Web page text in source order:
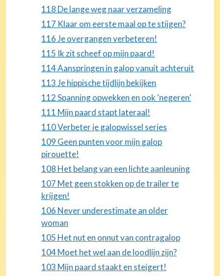
118 De lange weg naar verzameling
117 Klaar om eerste maal op te stijgen?
116 Je overgangen verbeteren!
115 Ik zit scheef op mijn paard!
114 Aanspringen in galop vanuit achteruit
113 Je hippische tijdlijn bekijken
112 Spanning opwekken en ook ‘negeren’
111 Mijn paard stapt lateraal!
110 Verbeter je galopwissel series
109 Geen punten voor mijn galop
pirouette!
108 Het belang van een lichte aanleuning
107 Met geen stokken op de trailer te
krijgen!
106 Never underestimate an older
woman
105 Het nut en onnut van contragalop
104 Moet het wel aan de loodlijn zijn?
103 Mijn paard staakt en steigert!